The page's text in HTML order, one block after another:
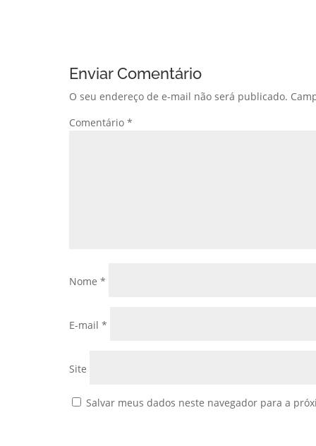
Enviar Comentário
O seu endereço de e-mail não será publicado.
Comentário *
Nome *
E-mail *
Site
Salvar meus dados neste navegador para a